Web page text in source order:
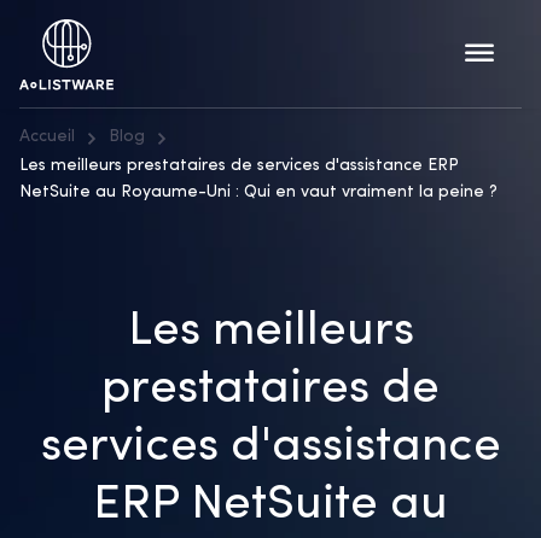
Accueil
Blog
Les meilleurs prestataires de services d'assistance ERP
NetSuite au Royaume-Uni : Qui en vaut vraiment la peine ?
Les meilleurs
prestataires de
services d'assistance
ERP NetSuite au